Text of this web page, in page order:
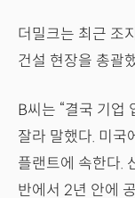
더밀크는 최근 조
건설 현장을 총괄
B씨는 “결국 기업
잘라 말했다. 미국
플랜트에 속한다.
반에서 2년 안에